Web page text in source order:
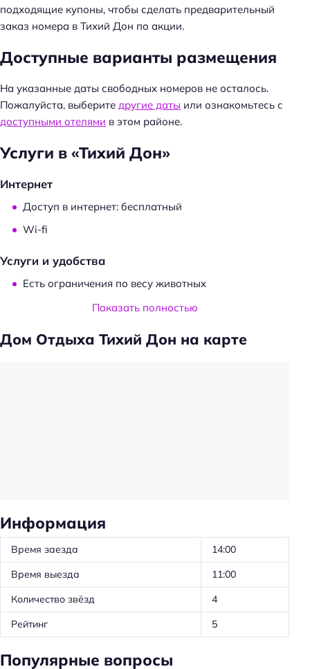
подходящие купоны, чтобы сделать предварительный
заказ номера в Тихий Дон по акции.
Доступные варианты размещения
На указанные даты свободных номеров не осталось.
Пожалуйста, выберите другие даты или ознакомьтесь с
доступными отелями в этом районе.
Услуги в «Тихий Дон»
Интернет
Доступ в интернет: бесплатный
Wi-fi
Услуги и удобства
Есть ограничения по весу животных
Проживание с животными: платно
Удобства в номерах
Сауна
Для семей
Детская площадка
Пляжный отдых
Пляжная линия: 1-я линия
Тип пляжа: песчаный
Показать полностью
Дом Отдыха Тихий Дон на карте
Информация
Время заезда
14:00
Время выезда
11:00
Количество звёзд
4
Рейтинг
5
Популярные вопросы